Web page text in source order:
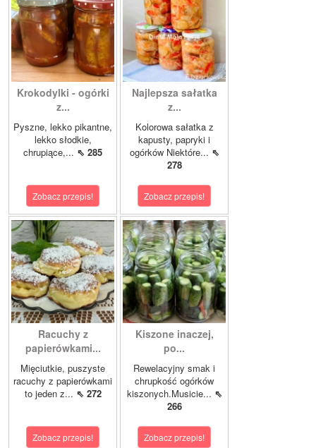
Krokodylki - ogórki
z...
Pyszne, lekko pikantne,
lekko słodkie,
chrupiące,... ⇖ 285
Zobacz przepis!
Najlepsza sałatka
z...
Kolorowa sałatka z
kapusty, papryki i
ogórków Niektóre... ⇖
278
Zobacz przepis!
Racuchy z
papierówkami...
Mięciutkie, puszyste
racuchy z papierówkami
to jeden z... ⇖ 272
Zobacz przepis!
Kiszone inaczej,
po...
Rewelacyjny smak i
chrupkość ogórków
kiszonych.Musicie... ⇖
266
Zobacz przepis!